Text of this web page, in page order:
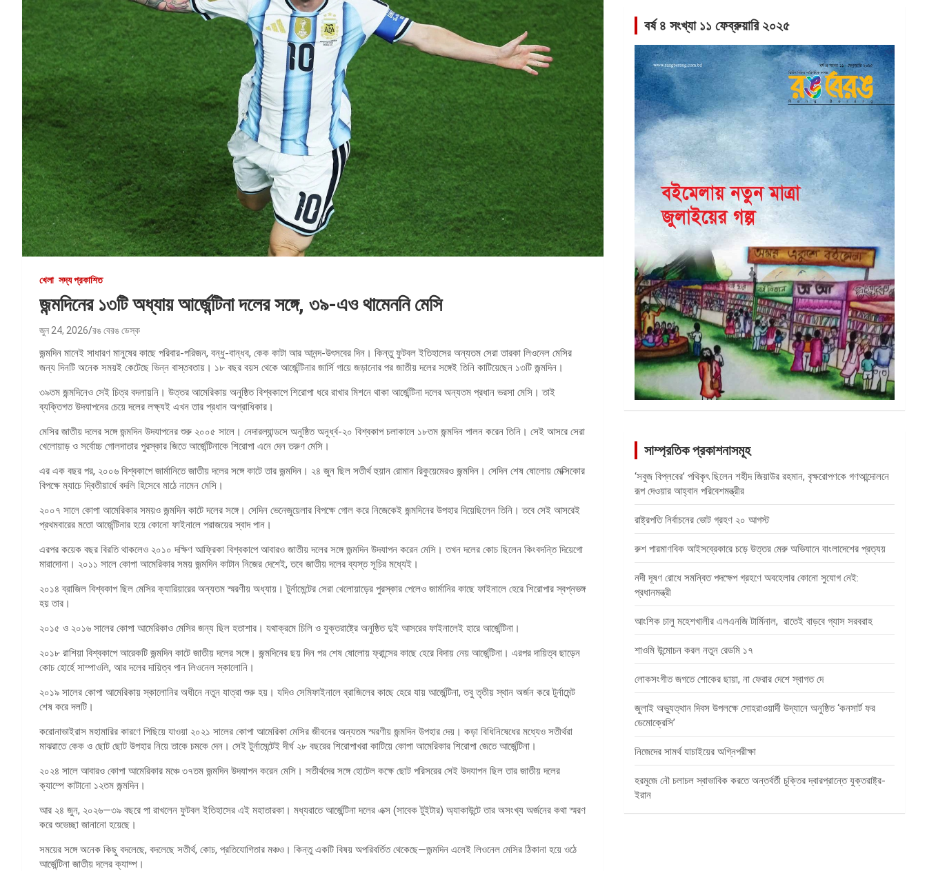
খেলা সদ্য প্রকাশিত
জন্মদিনের ১৩টি অধ্যায় আর্জেন্টিনা দলের সঙ্গে, ৩৯-এও থামেননি মেসি
জুন 24, 2026 রঙ বেরঙ ডেস্ক
জন্মদিন মানেই সাধারণ মানুষের কাছে পরিবার-পরিজন, বন্ধু-বান্ধব, কেক কাটা আর আনন্দ-উৎসবের দিন। কিন্তু ফুটবল ইতিহাসের অন্যতম সেরা তারকা লিওনেল মেসির
জন্য দিনটি অনেক সময়ই কেটেছে ভিন্ন বাস্তবতায়। ১৮ বছর বয়স থেকে আর্জেন্টিনার জার্সি গায়ে জড়ানোর পর জাতীয় দলের সঙ্গেই তিনি কাটিয়েছেন ১৩টি জন্মদিন।
৩৯তম জন্মদিনেও সেই চিত্র বদলায়নি। উত্তর আমেরিকায় অনুষ্ঠিত বিশ্বকাপে শিরোপা ধরে রাখার মিশনে থাকা আর্জেন্টিনা দলের অন্যতম প্রধান ভরসা মেসি। তাই
ব্যক্তিগত উদযাপনের চেয়ে দলের লক্ষ্যই এখন তার প্রধান অগ্রাধিকার।
মেসির জাতীয় দলের সঙ্গে জন্মদিন উদযাপনের শুরু ২০০৫ সালে। নেদারল্যান্ডসে অনুষ্ঠিত অনূর্ধ্ব-২০ বিশ্বকাপ চলাকালে ১৮তম জন্মদিন পালন করেন তিনি। সেই আসরে সেরা
খেলোয়াড় ও সর্বোচ্চ গোলদাতার পুরস্কার জিতে আর্জেন্টিনাকে শিরোপা এনে দেন তরুণ মেসি।
এর এক বছর পর, ২০০৬ বিশ্বকাপে জার্মানিতে জাতীয় দলের সঙ্গে কাটে তার জন্মদিন। ২৪ জুন ছিল সতীর্থ হুয়ান রোমান রিকুয়েমেরও জন্মদিন। সেদিন শেষ ষোলোয় মেক্সিকোর
বিপক্ষে ম্যাচে দ্বিতীয়ার্ধে বদলি হিসেবে মাঠে নামেন মেসি।
২০০৭ সালে কোপা আমেরিকার সময়ও জন্মদিন কাটে দলের সঙ্গে। সেদিন ভেনেজুয়েলার বিপক্ষে গোল করে নিজেকেই জন্মদিনের উপহার দিয়েছিলেন তিনি। তবে সেই আসরেই
প্রথমবারের মতো আর্জেন্টিনার হয়ে কোনো ফাইনালে পরাজয়ের স্বাদ পান।
এরপর কয়েক বছর বিরতি থাকলেও ২০১০ দক্ষিণ আফ্রিকা বিশ্বকাপে আবারও জাতীয় দলের সঙ্গে জন্মদিন উদযাপন করেন মেসি। তখন দলের কোচ ছিলেন কিংবদন্তি দিয়েগো
মারাদোনা। ২০১১ সালে কোপা আমেরিকার সময় জন্মদিন কাটান নিজের দেশেই, তবে জাতীয় দলের ব্যস্ত সূচির মধ্যেই।
২০১৪ ব্রাজিল বিশ্বকাপ ছিল মেসির ক্যারিয়ারের অন্যতম স্মরণীয় অধ্যায়। টুর্নামেন্টের সেরা খেলোয়াড়ের পুরস্কার পেলেও জার্মানির কাছে ফাইনালে হেরে শিরোপার স্বপ্নভঙ্গ
হয় তার।
২০১৫ ও ২০১৬ সালের কোপা আমেরিকাও মেসির জন্য ছিল হতাশার। যথাক্রমে চিলি ও যুক্তরাষ্ট্রে অনুষ্ঠিত দুই আসরের ফাইনালেই হারে আর্জেন্টিনা।
২০১৮ রাশিয়া বিশ্বকাপে আরেকটি জন্মদিন কাটে জাতীয় দলের সঙ্গে। জন্মদিনের ছয় দিন পর শেষ ষোলোয় ফ্রান্সের কাছে হেরে বিদায় নেয় আর্জেন্টিনা। এরপর দায়িত্ব ছাড়েন
কোচ হোর্হে সাম্পাওলি, আর দলের দায়িত্ব পান লিওনেল স্কালোনি।
২০১৯ সালের কোপা আমেরিকায় স্কালোনির অধীনে নতুন যাত্রা শুরু হয়। যদিও সেমিফাইনালে ব্রাজিলের কাছে হেরে যায় আর্জেন্টিনা, তবু তৃতীয় স্থান অর্জন করে টুর্নামেন্ট
শেষ করে দলটি।
করোনাভাইরাস মহামারির কারণে পিছিয়ে যাওয়া ২০২১ সালের কোপা আমেরিকা মেসির জীবনের অন্যতম স্মরণীয় জন্মদিন উপহার দেয়। কড়া বিধিনিষেধের মধ্যেও সতীর্থরা
মাঝরাতে কেক ও ছোট ছোট উপহার নিয়ে তাকে চমকে দেন। সেই টুর্নামেন্টেই দীর্ঘ ২৮ বছরের শিরোপাখরা কাটিয়ে কোপা আমেরিকার শিরোপা জেতে আর্জেন্টিনা।
২০২৪ সালে আবারও কোপা আমেরিকার মঞ্চে ৩৭তম জন্মদিন উদযাপন করেন মেসি। সতীর্থদের সঙ্গে হোটেল কক্ষে ছোট পরিসরের সেই উদযাপন ছিল তার জাতীয় দলের
ক্যাম্পে কাটানো ১২তম জন্মদিন।
আর ২৪ জুন, ২০২৬—৩৯ বছরে পা রাখলেন ফুটবল ইতিহাসের এই মহাতারকা। মধ্যরাতে আর্জেন্টিনা দলের এক্স (সাবেক টুইটার) অ্যাকাউন্টে তার অসংখ্য অর্জনের কথা স্মরণ
করে শুভেচ্ছা জানানো হয়েছে।
সময়ের সঙ্গে অনেক কিছু বদলেছে, বদলেছে সতীর্থ, কোচ, প্রতিযোগিতার মঞ্চও। কিন্তু একটি বিষয় অপরিবর্তিত থেকেছে—জন্মদিন এলেই লিওনেল মেসির ঠিকানা হয়ে ওঠে
আর্জেন্টিনা জাতীয় দলের ক্যাম্প।
বর্ষ ৪ সংখ্যা ১১ ফেব্রুয়ারি ২০২৫
সাম্প্রতিক প্রকাশনাসমূহ
‘সবুজ বিপ্লবের’ পথিকৃৎ ছিলেন শহীদ জিয়াউর রহমান, বৃক্ষরোপণকে গণআন্দোলনে
রূপ দেওয়ার আহ্বান পরিবেশমন্ত্রীর
রাষ্ট্রপতি নির্বাচনের ভোট গ্রহণ ২০ আগস্ট
রুশ পারমাণবিক আইসব্রেকারে চড়ে উত্তর মেরু অভিযানে বাংলাদেশের প্রত্যয়
নদী দূষণ রোধে সমন্বিত পদক্ষেপ গ্রহণে অবহেলার কোনো সুযোগ নেই:
প্রধানমন্ত্রী
আংশিক চালু মহেশখালীর এলএনজি টার্মিনাল, রাতেই বাড়বে গ্যাস সরবরাহ
শাওমি উন্মোচন করল নতুন রেডমি ১৭
লোকসংগীত জগতে শোকের ছায়া, না ফেরার দেশে স্বাগত দে
জুলাই অভ্যুত্থান দিবস উপলক্ষে সোহরাওয়ার্দী উদ্যানে অনুষ্ঠিত ‘কনসার্ট ফর
ডেমোক্রেসি’
নিজেদের সামর্থ যাচাইয়ের অগ্নিপরীক্ষা
হরমুজে নৌ চলাচল স্বাভাবিক করতে অন্তর্বর্তী চুক্তির দ্বারপ্রান্তে যুক্তরাষ্ট্র-
ইরান